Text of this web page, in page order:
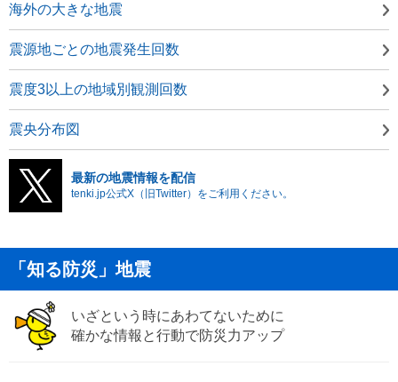
海外の大きな地震
震源地ごとの地震発生回数
震度3以上の地域別観測回数
震央分布図
最新の地震情報を配信
tenki.jp公式X（旧Twitter）をご利用ください。
「知る防災」地震
いざという時にあわてないために
確かな情報と行動で防災力アップ